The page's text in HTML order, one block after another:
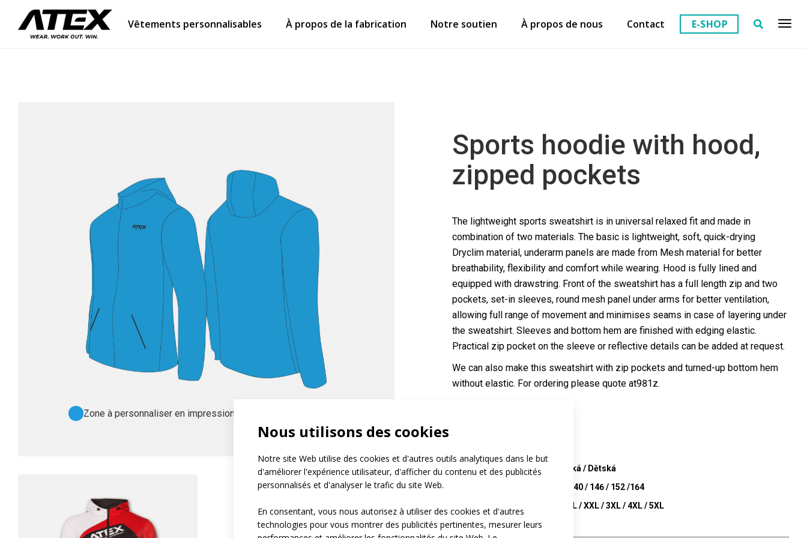
Nous utilisons des cookies
Notre site Web utilise des cookies et d'autres outils analytiques dans le but
d'améliorer l'expérience utilisateur, d'afficher du contenu et des publicités
personnalisés et d'analyser le trafic du site Web.
En consentant, vous nous autorisez à utiliser des cookies et d'autres
technologies pour vous montrer des publicités pertinentes, mesurer leurs
Vêtements personnalisables À propos de la fabrication Notre soutien À propos de nous Contact E-SHOP
Sports hoodie with hood,
zipped pockets
The lightweight sports sweatshirt is in universal relaxed fit and made in
combination of two materials. The basic is lightweight, soft, quick-drying
Dryclim material, underarm panels are made from Mesh material for better
breathability, flexibility and comfort while wearing. Hood is fully lined and
equipped with drawstring. Front of the sweatshirt has a full length zip and two
pockets, set-in sleeves, round mesh panel under arms for better ventilation,
allowing full range of movement and minimises seams in case of layering under
the sweatshirt. Sleeves and bottom hem are finished with edging elastic.
Practical zip pocket on the sleeve or reflective details can be added at request.
We can also make this sweatshirt with zip pockets and turned-up bottom hem
without elastic. For ordering please quote at981z.
Variantes:
Pánská / Dámská / Dětská
122-128 / 134-140 / 146 / 152 /164
XS / S / M / L / XL / XXL / 3XL / 4XL / 5XL
Zone à personnaliser en impression